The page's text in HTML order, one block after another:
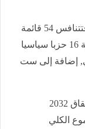
أما بالنسبة للدائرة الانتخابية خارج الوطن, فتتنافس 54 قائمة
تضم 432 مترشحا, منها 47 قائمة تحت رعاية 16 حزبا سياسيا
إضافة إلى ست
وقد بلغ عدد النساء المترشحات لهذا الاستحقاق 2032
من المجموع الكلي